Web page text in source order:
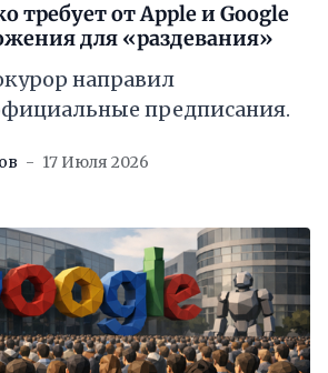
требует от Apple и Google
для «раздевания»
направил
предписания.
17 Июля 2026